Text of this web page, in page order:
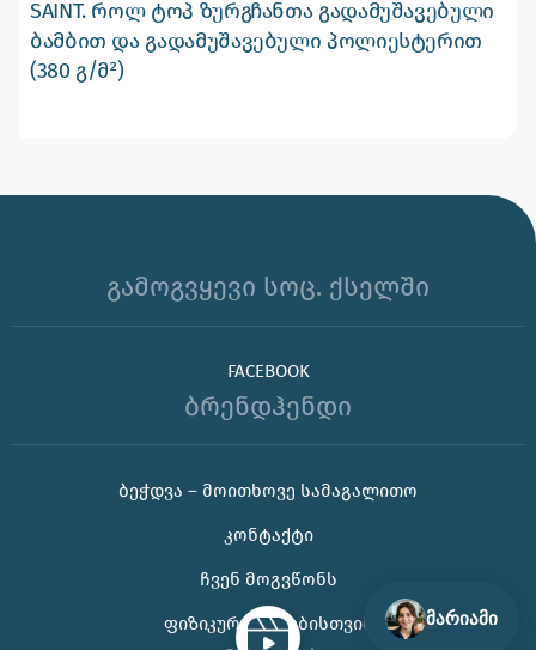
SAINT. როლ ტოპ ზურგჩანთა გადამუშავებული
ბამბით და გადამუშავებული პოლიესტერით
(380 გ/მ²)
გამოგვყევი სოც. ქსელში
FACEBOOK
ბრენდჰენდი
ᲑᲔᲭᲓᲕᲐ – ᲛᲝᲘᲗᲮᲝᲕᲔ ᲡᲐᲛᲐᲒᲐᲚᲘᲗᲝ
ᲙᲝᲜᲢᲐᲥᲢᲘ
ᲩᲕᲔᲜ ᲛᲝᲒᲕᲬᲝᲜᲡ
ᲤᲘᲖᲘᲙᲣᲠᲘ ᲞᲘᲠᲔᲑᲘᲡᲗᲕᲘᲡ მარიამი
🌊 უჰ, ამ ცხელ ზაფხულს თუ კორპორატიული
დახმარება გჭირდებათ, იცოდეთ აქ ვარ 😊